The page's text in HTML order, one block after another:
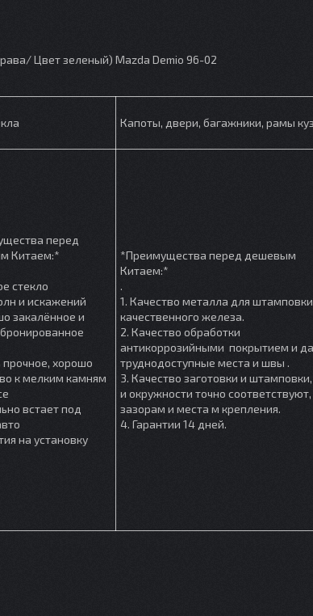
Цвет зеленый) Mazda Demio 96-02
Капоты, двери, багажники, рамы
перед
Китаем:*
стекло
и искажений
закалённое и
прочное, хорошо
к мелким камням
встает под
на установку
*Преимущества перед дешевым
Китаем:*
.
1. Качество металла для
качественного железа.
2. Качество обработки
антикоррозийными покрытием и
труднодоступные места и швы .
3. Качество заготовки и
и окружности точно соответствуют,
зазорам и места м крепления.
4. Гарантии 14 дней.